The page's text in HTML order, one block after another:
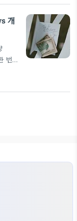
의
조하
만
링
원
개
번
엔
스
하
/바뀔